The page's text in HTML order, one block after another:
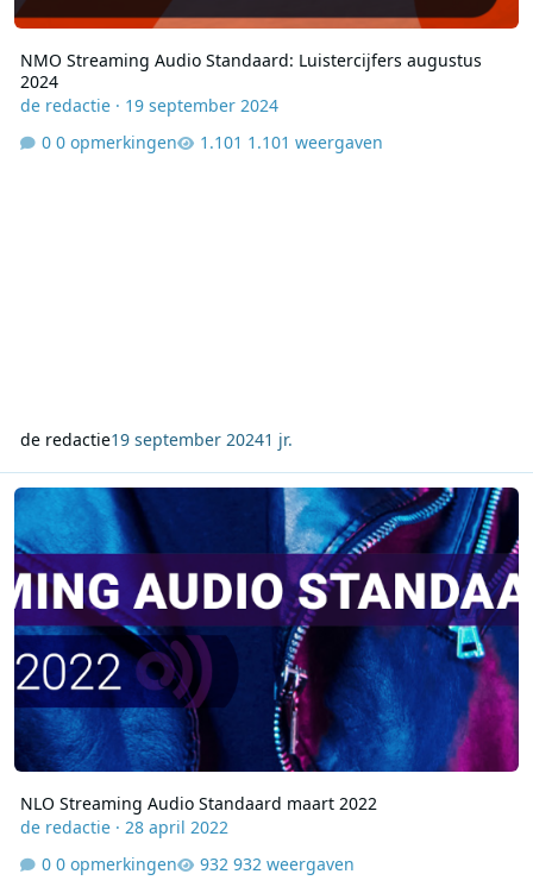
NMO Streaming Audio Standaard: Luistercijfers augustus
2024
de redactie· 19 september 2024
0 opmerkingen
1.101 weergaven
de redactie19 september 20241 jr.
NLO Streaming Audio Standaard maart 2022
NLO Streaming Audio Standaard maart 2022
de redactie· 28 april 2022
0 opmerkingen
932 weergaven